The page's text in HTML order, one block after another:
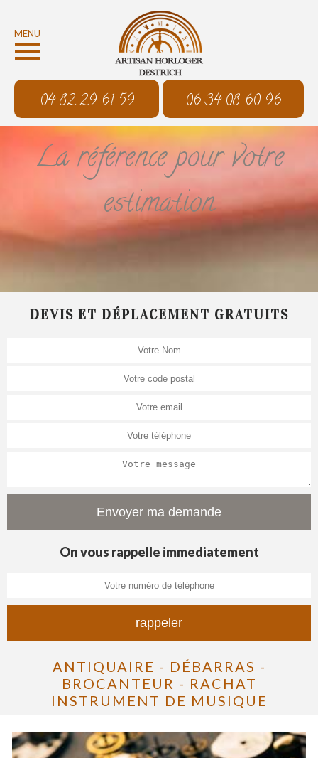
MENU
04 82 29 61 59 06 34 08 60 96
La référence pour votre
estimation
DEVIS ET DÉPLACEMENT GRATUITS
On vous rappelle immediatement
ANTIQUAIRE - DÉBARRAS -
BROCANTEUR - RACHAT
INSTRUMENT DE MUSIQUE